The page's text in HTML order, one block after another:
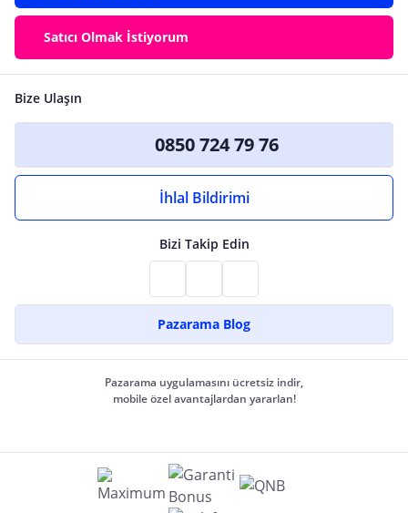
Satıcı Olmak İstiyorum
Bize Ulaşın
0850 724 79 76
İhlal Bildirimi
Bizi Takip Edin
Pazarama Blog
Pazarama uygulamasını ücretsiz indir,
mobile özel avantajlardan yararlan!